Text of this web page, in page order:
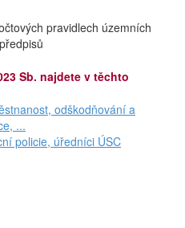
pravidlech územních
Sb. najdete v těchto
odškodňování a
...
policie, úředníci ÚSC